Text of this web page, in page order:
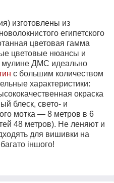
изготовлены из
египетского
цветовая гамма
цветовые нюансы и
мулине ДМС идеально
с большим количеством
характеристики:
окраска
блеск, свето- и
мотка ― 8 метров в 6
48 метров). Не леняют и
для вишивки на
іншого!